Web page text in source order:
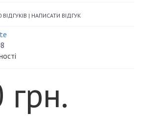
ВІДГУКІВ | НАПИСАТИ ВІДГУК